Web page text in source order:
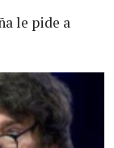
le pide a